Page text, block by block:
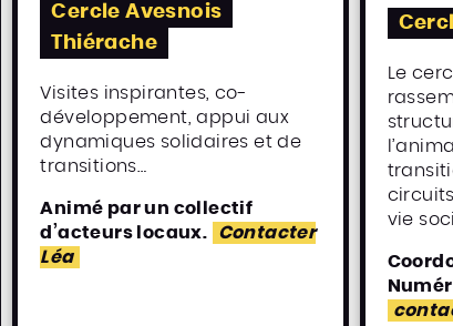
Cercle Avesnois
Thiérache
Visites inspirantes, co-
développement, appui aux
dynamiques solidaires et de
transitions…
Animé par un collectif
d’acteurs locaux.
Contacter
Léa
Le
vie